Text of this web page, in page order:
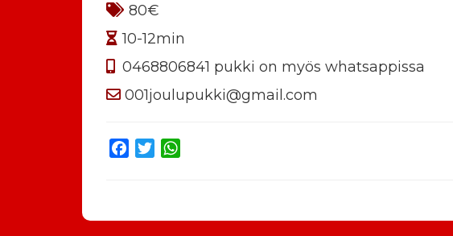
80€
10-12min
0468806841 pukki on myös whatsappissa
001joulupukki@gmail.com
Facebook
Twitter